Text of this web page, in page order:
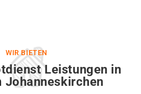
WIR BIETEN
Leistungen in
Johanneskirchen